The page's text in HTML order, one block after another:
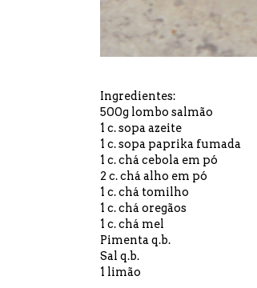
Ingredientes:
500g lombo salmão
1 c. sopa azeite
1 c. sopa paprika fumada
1 c. chá cebola em pó
2 c. chá alho em pó
1 c. chá tomilho
1 c. chá oregãos
1 c. chá mel
Pimenta q.b.
Sal q.b.
1 limão